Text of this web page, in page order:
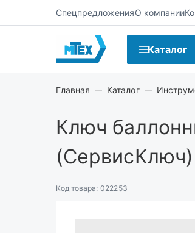
СпецпредложенияО компании
Каталог
Главная Каталог
Ключ
(СервисКлюч)
Код товара: 022253